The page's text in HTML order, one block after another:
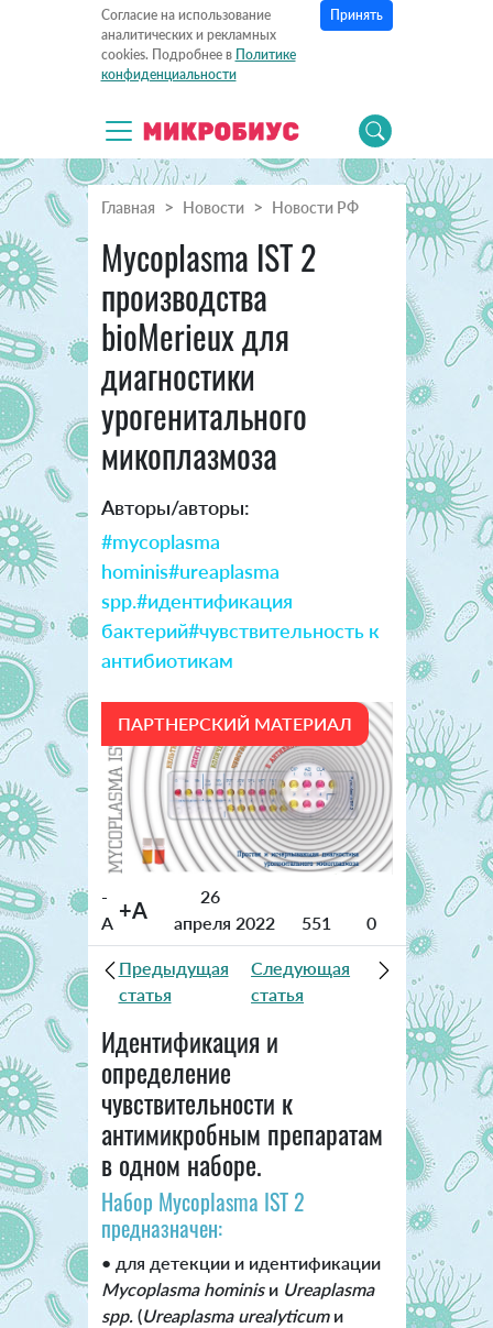
Согласие на использование
аналитических и рекламных
cookies. Подробнее в Политике
конфиденциальности
Принять
Главная Новости Новости РФ
Mycoplasma IST 2
производства
bioMerieux для
диагностики
урогенитального
микоплазмоза
Авторы/авторы:
#mycoplasma
hominis#ureaplasma
spp.#идентификация
бактерий#чувствительность к
антибиотикам
ПАРТНЕРСКИЙ МАТЕРИАЛ
-
A +A
26
апреля 2022
551 0
Предыдущая
статья
Следующая
статья
Идентификация и
определение
чувствительности к
антимикробным препаратам
в одном наборе.
Набор Mycoplasma IST 2
предназначен:
• для детекции и идентификации
Mycoplasma hominisи Ureaplasma
spp.(Ureaplasma urealyticumи